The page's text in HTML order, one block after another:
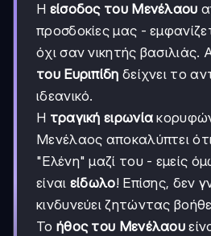
Η είσοδος του Μενέλαου
προσδοκίες μας -
όχι σαν νικητής βασιλιάς.
του Ευριπίδη δείχνει το
ιδεανικό.
Η τραγική ειρωνία
Μενέλαος αποκαλύπτει
"Ελένη" μαζί του - εμείς
είναι είδωλο! Επίσης, δεν
κινδυνεύει ζητώντας
Το ήθος του Μενέλαου